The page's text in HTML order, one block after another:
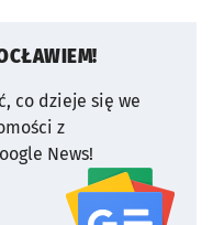
co dzieje się we
z
News!